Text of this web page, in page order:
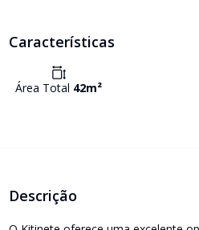
Características
Área Total 42m²
Descrição